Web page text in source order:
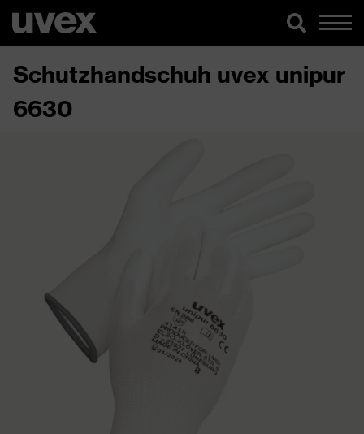
Schutzhandschuh uvex unipur
6630